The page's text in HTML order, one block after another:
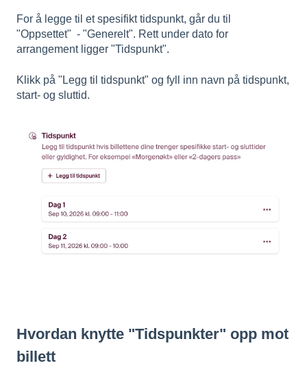
For å legge til et spesifikt tidspunkt, går du til
"Oppsettet" - "Generelt". Rett under dato for
arrangement ligger "Tidspunkt".
Klikk på "Legg til tidspunkt" og fyll inn navn på tidspunkt,
start- og sluttid.
Hvordan knytte "Tidspunkter" opp mot
billett